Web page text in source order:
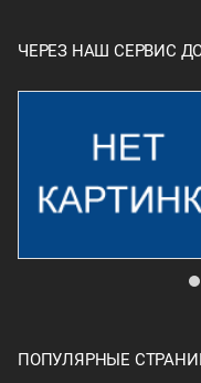
ЧЕРЕЗ НАШ СЕРВИС
ПОПУЛЯРНЫЕ